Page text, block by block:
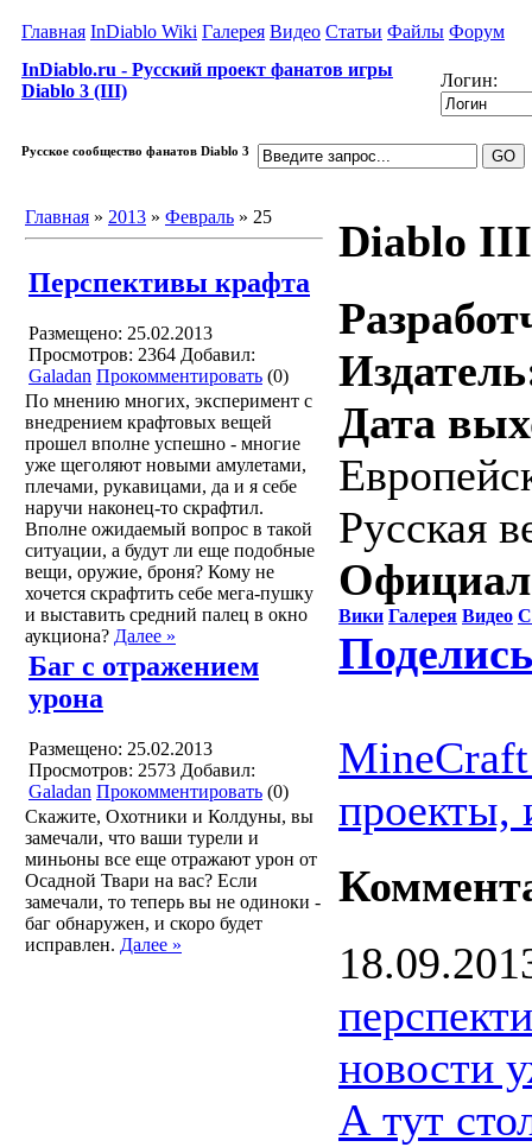
Главная InDiablo Wiki Галерея Видео Статьи Файлы Форум
InDiablo.ru - Русский проект фанатов игры
Diablo 3 (III)
Логин:
Русское сообщество фанатов Diablo 3
Главная » 2013 » Февраль » 25
Перспективы крафта
Размещено: 25.02.2013
Просмотров: 2364 Добавил:
Galadan Прокомментировать (0)
По мнению многих, эксперимент с
внедрением крафтовых вещей
прошел вполне успешно - многие
уже щеголяют новыми амулетами,
плечами, рукавицами, да и я себе
наручи наконец-то скрафтил.
Вполне ожидаемый вопрос в такой
ситуации, а будут ли еще подобные
вещи, оружие, броня? Кому не
хочется скрафтить себе мега-пушку
и выставить средний палец в окно
аукциона? Далее »
Баг с отражением
урона
Размещено: 25.02.2013
Просмотров: 2573 Добавил:
Galadan Прокомментировать (0)
Скажите, Охотники и Колдуны, вы
замечали, что ваши турели и
миньоны все еще отражают урон от
Осадной Твари на вас? Если
замечали, то теперь вы не одиноки -
баг обнаружен, и скоро будет
исправлен. Далее »
Diablo III
Дата
Русская
Вики Галерея Видео
проекты,
новости
А тут